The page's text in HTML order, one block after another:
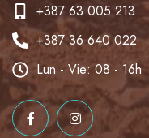
+387 63 005 213
+387 36 640 022
Lun - Vie: 08 - 16h